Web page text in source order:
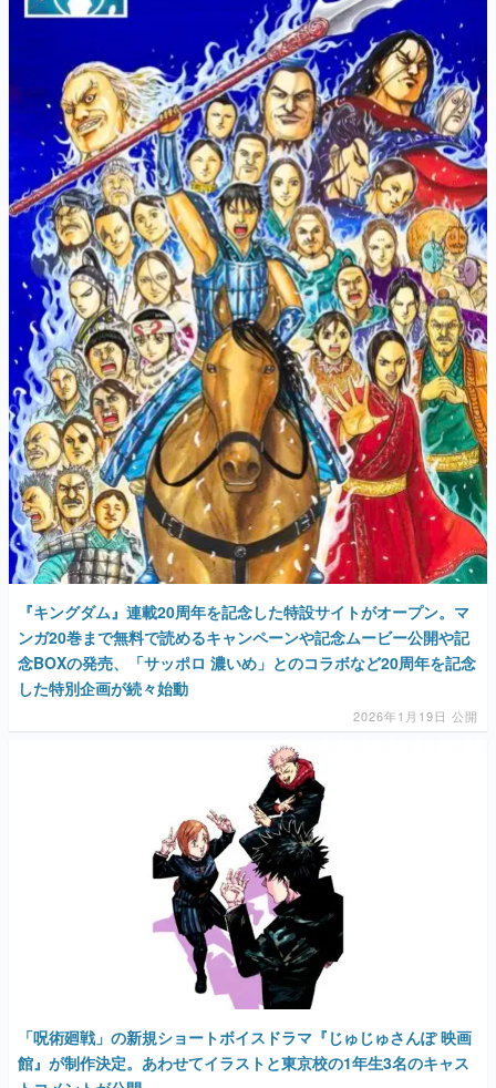
『キングダム』連載20周年を記念した特設サイトがオープン。マ
ンガ20巻まで無料で読めるキャンペーンや記念ムービー公開や記
念BOXの発売、「サッポロ 濃いめ」とのコラボなど20周年を記念
した特別企画が続々始動
2026年1月19日 公開
「呪術廻戦」の新規ショートボイスドラマ『じゅじゅさんぽ 映画
館』が制作決定。あわせてイラストと東京校の1年生3名のキャス